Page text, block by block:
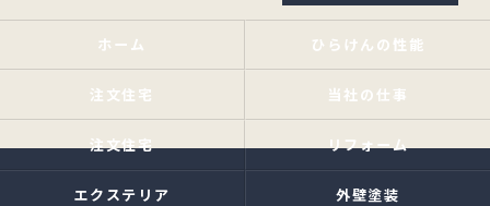
ホーム ひらけんの性能
注文住宅 当社の仕事
注文住宅 リフォーム
エクステリア 外壁塗装